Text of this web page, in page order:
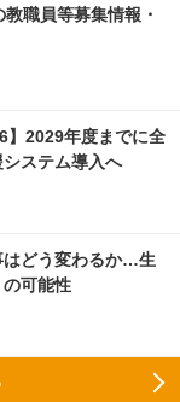
職員等募集情報・
】2029年度までに全
ステム導入へ
はどう変わるか…生
可能性